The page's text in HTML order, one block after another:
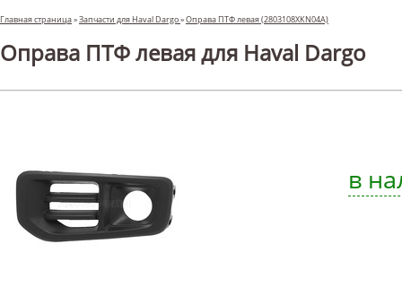
Главная страница»Запчасти для Haval Dargo»Оправа ПТФ левая (2803108XKN04A)
Оправа ПТФ левая для Haval Dargo
в